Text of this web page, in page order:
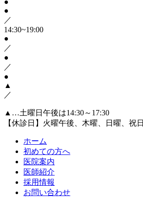
●
／
14:30~19:00
●
／
●
／
●
▲
／
▲…土曜日午後は14:30～17:30
【休診日】火曜午後、木曜、日曜、祝日
ホーム
初めての方へ
医院案内
医師紹介
採用情報
お問い合わせ